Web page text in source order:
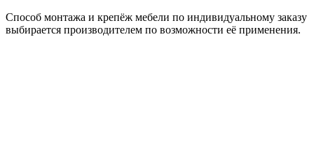
Способ монтажа и крепёж мебели по индивидуальному заказу
выбирается производителем по возможности её применения.